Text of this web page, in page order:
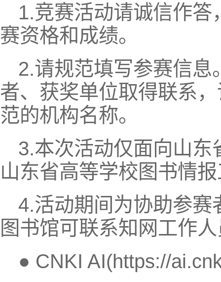
1.竞赛活动请诚信作
赛资格和成绩。
2.请规范填写参赛信
者、获奖单位取得联系
范的机构名称。
3.本次活动仅面向山
山东省高等学校图书情
4.活动期间为协助参
图书馆可联系知网工作
● CNKI AI(https://